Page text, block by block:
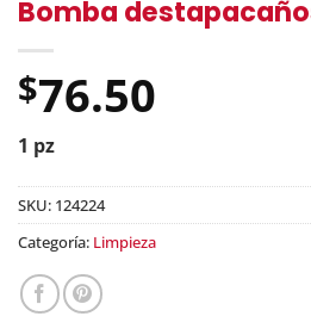
Bomba
$76.50
1 pz
SKU: 124224
Categoría: Limpieza